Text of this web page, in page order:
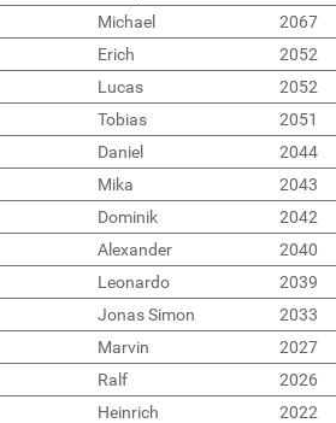
Michael
2067
Erich
2052
Lucas
2052
Tobias
2051
Daniel
2044
Mika
2043
Dominik
2042
Alexander
2040
Leonardo
2039
Jonas Simon
2033
Marvin
2027
Ralf
2026
Heinrich
2022